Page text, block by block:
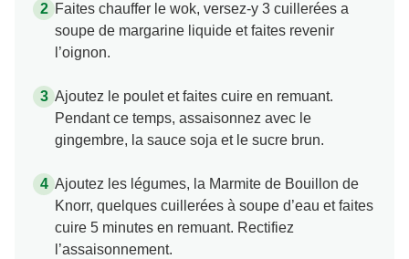
Faites chauffer le wok, versez-y 3 cuillerées a
soupe de margarine liquide et faites revenir
l’oignon.
Ajoutez le poulet et faites cuire en remuant.
Pendant ce temps, assaisonnez avec le
gingembre, la sauce soja et le sucre brun.
Ajoutez les légumes, la Marmite de Bouillon de
Knorr, quelques cuillerées à soupe d’eau et faites
cuire 5 minutes en remuant. Rectifiez
l’assaisonnement.